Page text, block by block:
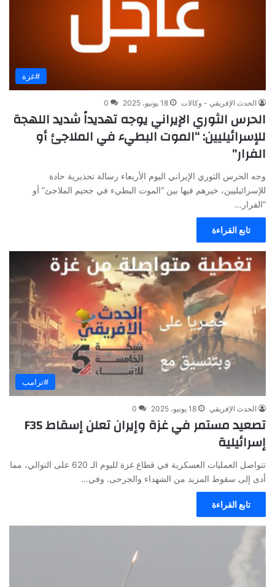
#غزة
الحدث الإفريقي - وكالات 18 يونيو، 2025 0
الحرس الثوري الإيراني يوجه تهديداً شديد اللهجة
للإسرائيليين: “الموت البطيء في الملاجئ أو
الفرار”
وجه الحرس الثوري الإيراني اليوم الأربعاء رسالة تحذيرية حادة
للإسرائيليين، خيرهم فيها بين “الموت البطيء في جحيم الملاجئ” أو
“الفرار…
تابع القراءة
#ترامب
الحدث الإفريقي 18 يونيو، 2025 0
تصعيد مستمر في غزة وإيران تعلن إسقاط F35
إسرائيلية
تتواصل العمليات العسكرية في قطاع غزة لليوم الـ 620 على التوالي، مما
أدى إلى سقوط المزيد من الشهداء والجرحى. وفي…
تابع القراءة